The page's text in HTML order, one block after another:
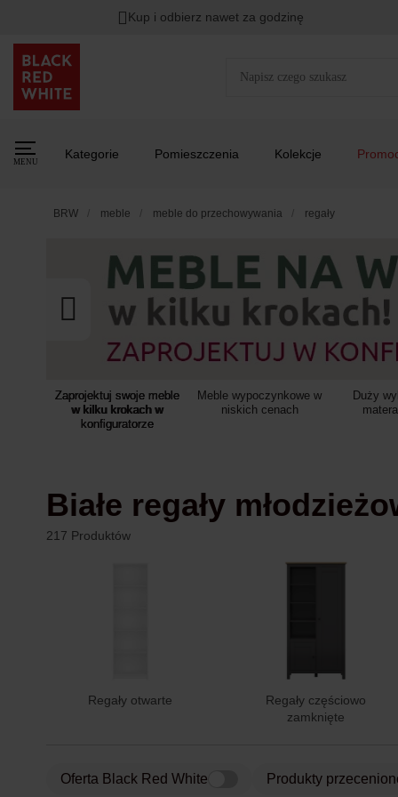
Rabat naHITY DNIA przy zapisie na Newsletter.
Kup i odbierz nawet za godzinę
MENU
Kategorie Pomieszczenia Kolekcje
BRW meble meble do przechowywania regały
Zaprojektuj swoje meble
w kilku krokach w
konfiguratorze
Meble wypoczynkowe w
niskich cenach
Duży
Białe regały
217 Produktów
Regały otwarte
Regały częściowo
zamknięte
Oferta Black Red White Produkty